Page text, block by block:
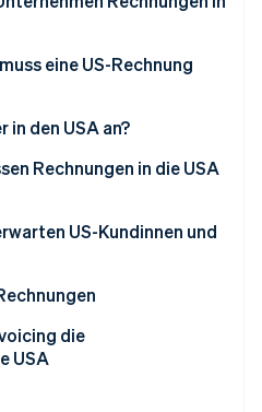
wie Stripe Lösungen für die
eine US-Rechnung
den USA an?
Verfahren?
Rechnungen in die USA
US-Kundinnen und
die
USA